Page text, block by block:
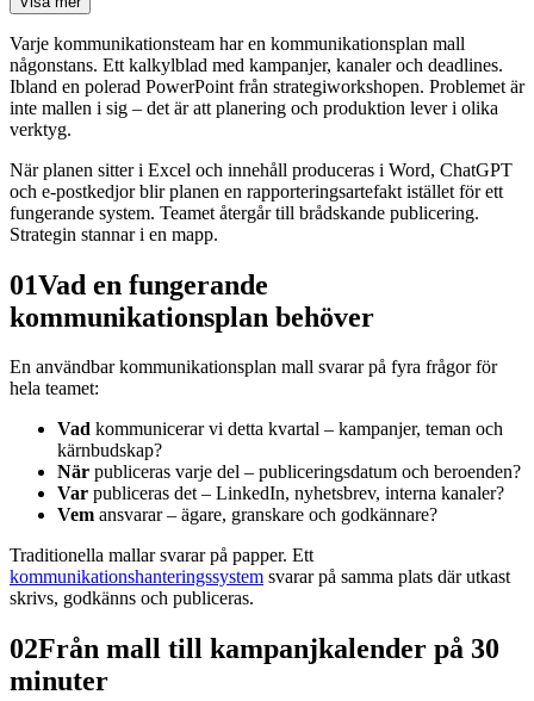
Varje kommunikationsteam har en kommunikationsplan mall
någonstans. Ett kalkylblad med kampanjer, kanaler och deadlines.
Ibland en polerad PowerPoint från strategiworkshopen. Problemet är
inte mallen i sig – det är att planering och produktion lever i olika
verktyg.
När planen sitter i Excel och innehåll produceras i Word, ChatGPT
och e-postkedjor blir planen en rapporteringsartefakt istället för ett
fungerande system. Teamet återgår till brådskande publicering.
Strategin stannar i en mapp.
01Vad en fungerande
kommunikationsplan behöver
En användbar kommunikationsplan mall svarar på fyra frågor för
hela teamet:
Vad kommunicerar vi detta kvartal – kampanjer, teman och
kärnbudskap?
När publiceras varje del – publiceringsdatum och beroenden?
Var publiceras det – LinkedIn, nyhetsbrev, interna kanaler?
Vem ansvarar – ägare, granskare och godkännare?
Traditionella mallar svarar på papper. Ett
kommunikationshanteringssystem svarar på samma plats där utkast
skrivs, godkänns och publiceras.
02Från mall till kampanjkalender på 30
minuter